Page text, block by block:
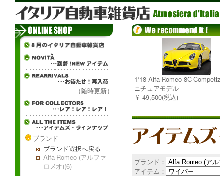
（随時更新）
ブランド
ブランド選択へ戻る
Alfa Romeo (アルファ
ロメオ)(6)
1/18 Alfa Romeo 8C
ニチュアモデル
￥ 49,500(税込)
ブランド：
アイテム：